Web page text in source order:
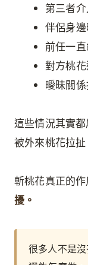
第三者
伴侶身
前任一
對方桃
曖昧關
這些情況其實
被外來桃花拉
斬桃花真正的
擾。
很多人不是